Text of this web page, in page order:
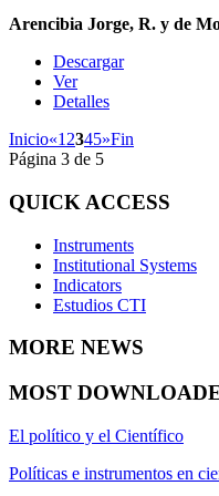
Arencibia Jorge, R. y de
Descargar
Ver
Detalles
Inicio«1 2345»Fin
Página 3 de 5
QUICK ACCESS
Instruments
Institutional Systems
Indicators
Estudios CTI
MORE NEWS
MOST
El político y el Científico
Políticas e instrumentos en